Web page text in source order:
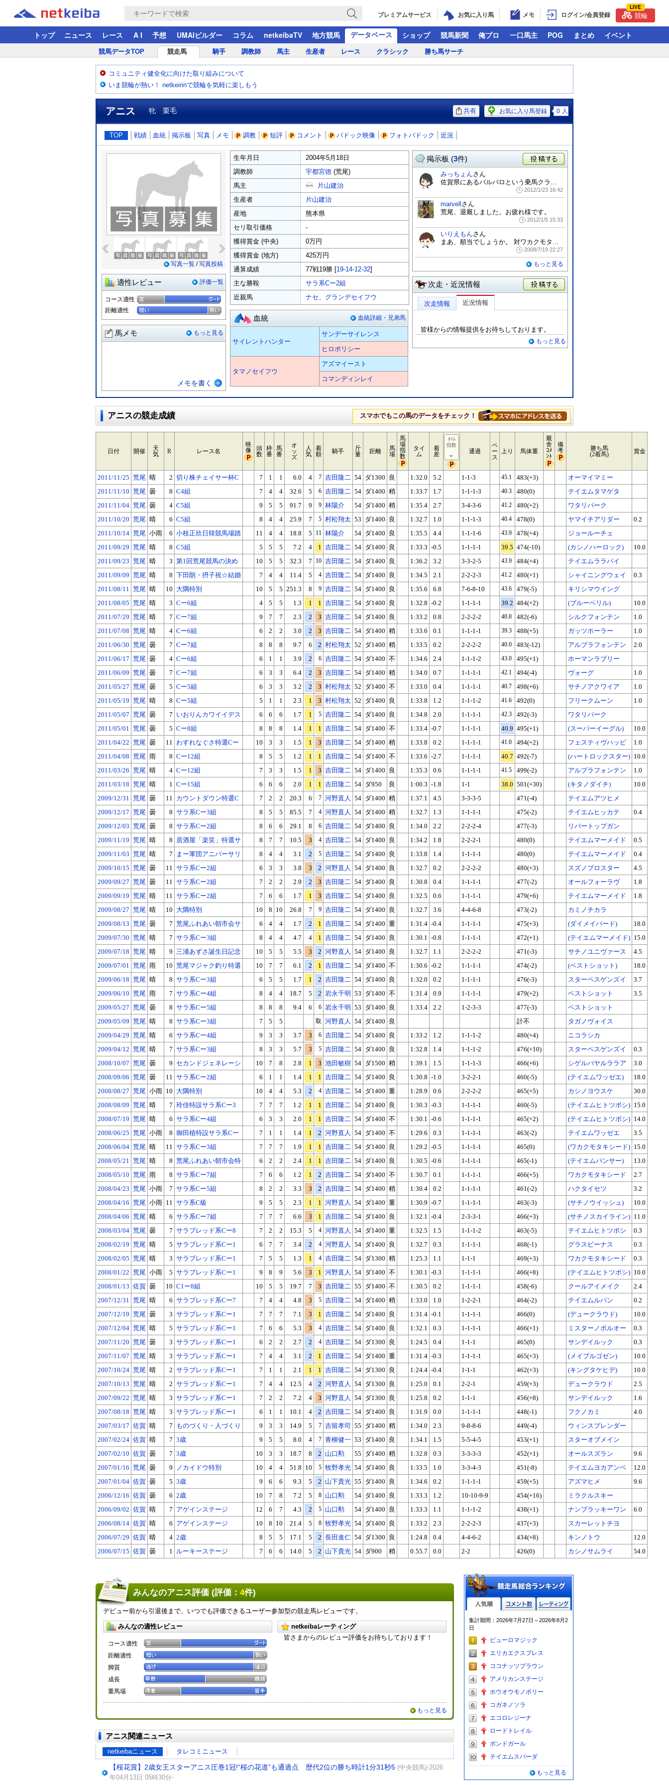
プレミアムサービス お気に入り馬 メモ ログイン/会員登録
LIVE
競輪
トップ ニュース レース A I 予想 UMAIビルダー コラム netkeibaTV 地方競馬 データベース ショップ 競馬新聞 俺プロ 一口馬主 POG まとめ イベント
競馬データTOP 競走馬 騎手 調教師 馬主 生産者 レース クラシック 勝ち馬サーチ
コミュニティ健全化に向けた取り組みについて
いま競輪が熱い！ netkeirinで競輪を気軽に楽しもう
アニス 牝 栗毛 共有 お気に入り馬登録 0 人
Facebook LINE URLをコピー
TOP 戦績 血統 掲示板 写真 メモ 調教 短評 コメント パドック映像 フォトパドック 近況
写真一覧 /写真投稿
適性レビュー 評価一覧
コース適性
距離適性
馬メモ もっと見る
メモを書く
生年月日
2004年5月18日
調教師
宇都宮徳 (荒尾)
馬主
片山建治
生産者
片山建治
産地
熊本県
セリ取引価格
-
獲得賞金 (中央)
0万円
獲得賞金 (地方)
425万円
通算成績
77戦19勝 [19-14-12-32]
主な勝鞍
サラ系Cー2組
近親馬
ナセ、 グランデセイフウ
血統 血統詳細・兄弟馬
サイレントハンター
サンデーサイレンス
ヒロポリシー
タマノセイフウ
アズマイースト
コマンディンレイ
掲示板 (3件)
投稿する
みっちょんさん
佐賀県にあるバルバロという乗馬クラブに移...
2012/1/23 16:42
marvell さん
荒尾、退厩しました。お疲れ様です。
2012/1/5 15:33
いりえもんさん
まあ、順当でしょうか。 対ワカクモタキシ...
2008/7/19 22:27
もっと見る
次走・近況情報
次走情報 近況情報
皆様からの情報提供をお待ちしております。
もっと見る
アニスの競走成績 スマホでもこの馬のデータをチェック！
日付 開催
天
気
R レース名
映
像
頭
数
枠
番
馬
番
オ
ッ
ズ
人
気
着
順
騎手
斤
量
距離
馬
場
馬
場
指
数
タイ
ム
着
差
ﾀｲﾑ
指数
通過
ペ
ー
ス
上り 馬体重
厩
舎
ｺﾒ
ﾝﾄ
備
考
勝ち馬
(2着馬)
賞金
2011/11/25 荒尾 晴 2 切り株チェイサー杯C 7 1 1 6.0 4 7 吉田隆二 54 ダ1300 良 1:32.0 5.2 1-1-3 45.1 483(+3)
オーマイマミー
2011/11/10 荒尾 曇 8 C4組 7 4 4 32.6 5 6 吉田隆二 54 ダ1400 稍 1:33.7 1.7 1-1-1-3 40.3 480(0)
テイエムタマゲタ
2011/11/04 荒尾 曇 4 C5組 9 5 5 91.7 9 9 林陽介 54 ダ1400 稍 1:35.4 2.7 3-4-3-6 41.2 480(+2)
ワタリパーク
2011/10/20 荒尾 晴 6 C5組 8 4 4 25.9 7 5 村松翔太 53 ダ1400 良 1:32.7 1.0 1-1-1-3 40.4 478(0) ヤマイチアリダー
0.2
2011/10/14 荒尾 小雨 6 小枝正欣日韓競馬場踏 11 4 4 18.8 5 11 林陽介 54 ダ1400 良 1:35.5 4.4 1-1-1-6 43.9 478(+4)
ジョールーチェ
2011/09/29 荒尾 晴 8 C5組 5 5 5 7.2 4 1 吉田隆二 54 ダ1400 良 1:33.3 -0.5 1-1-1-1 39.5 474(-10) (カシノハーロック)
10.0
2011/09/23 荒尾 晴 3 第1回荒尾競馬の決め 10 5 5 32.3 7 10 吉田隆二 54 ダ1400 良 1:36.2 3.2 3-3-2-5 43.9 484(+4)
テイエムララバイ
2011/09/09 荒尾 晴 8 下田朗・摂子祝☆結婚 7 4 4 11.4 5 4 吉田隆二 54 ダ1400 良 1:34.5 2.1 2-2-2-3 41.2 480(+1) シャイニングウェイ
0.3
2011/08/11
荒尾 晴 10 大隅特別 10 5 5 251.3 8 9 吉田隆二 54 ダ1400 良 1:35.6 6.8 7-6-8-10 43.6 479(-5)
キリシマウイング
2011/08/05 荒尾 晴 3 Cー6組 4 5 5 1.3 1 1 吉田隆二 54 ダ1400 良 1:32.8 -0.2 1-1-1-1 39.2 484(+2) (ブルーベリル)
10.0
2011/07/29 荒尾 晴 7 Cー7組 9 7 7 2.3 2 3 吉田隆二 54 ダ1400 良 1:33.2 0.8 2-2-2-2 40.8 482(-6) シルクフォンテン
1.0
2011/07/08 荒尾 晴 4 Cー6組 6 2 2 3.0 2 3 吉田隆二 54 ダ1400 稍 1:33.6 0.1 1-1-1-1 39.3 488(+5) ガッツホーラー
1.0
2011/06/30 荒尾 曇 7 Cー7組 8 8 8 9.7 6 2 村松翔太 52 ダ1400 稍 1:33.5 0.2 2-2-2-2 40.0 483(-12) アルブラフォンテン
2.0
2011/06/17 荒尾 曇 4 Cー6組 6 1 1 3.9 2 6 吉田隆二 54 ダ1400 不 1:34.6 2.4 1-1-1-2 43.0 495(+1)
ホーマンラブリー
2011/06/09 荒尾 曇 7 Cー7組 6 3 3 6.4 2 3 吉田隆二 54 ダ1400 稍 1:34.0 0.7 1-1-1-1 42.1 494(-4) ヴォーグ
1.0
2011/05/27 荒尾 曇 5 Cー5組 6 3 3 3.2 2 3 村松翔太 52 ダ1400 不 1:33.0 0.4 1-1-1-1 40.7 498(+6) サチノアクワイア
1.0
2011/05/19 荒尾 晴 8 Cー5組 5 1 1 2.3 1 3 村松翔太 52 ダ1400 良 1:33.8 1.2 1-1-1-2 41.6 492(0) フリークムーン
1.0
2011/05/07 荒尾 曇 7 いおりんカワイイデス 6 6 6 1.7 1 5 吉田隆二 54 ダ1400 良 1:34.8 2.0 1-1-1-1 42.3 492(-3)
ワタリパーク
2011/05/01
荒尾 曇 5 Cー8組 8 8 8 1.4 1 1 吉田隆二 54 ダ1400 不 1:33.4 -0.7 1-1-1-1 40.9 495(+1) (スーパーイーグル)
10.0
2011/04/22 荒尾 曇 11 わすれなぐさ特選Cー 10 3 3 1.5 1 3 吉田隆二 54 ダ1400 稍 1:33.8 0.2 1-1-1-1 41.0 494(+2) フェスティヴハッピ
1.0
2011/04/08 荒尾 雨 8 Cー12組 8 5 5 1.2 1 1 吉田隆二 54 ダ1400 不 1:33.6 -2.7 1-1-1-1 40.7 492(-7) (ハートロックスター) 10.0
2011/03/26 荒尾 晴 4 Cー12組 7 3 3 1.5 1 3 吉田隆二 54 ダ1400 良 1:35.3 0.6 1-1-1-1 41.5 499(-2) アルブラフォンテン
1.0
2011/03/18 荒尾 晴 1 Cー15組 6 6 6 2.0 1 1 吉田隆二 54 ダ950 良 1:00.3 -1.8 1-1 38.0 501(+30) (キタノダイチ)
10.0
2009/12/31
荒尾 曇 11 カウントダウン特選C 7 2 2 20.3 6 7 河野直人 54 ダ1400 稍 1:37.1 4.5 3-3-3-5 471(-4)
テイエムアツヒメ
2009/12/17 荒尾 曇 8 サラ系Cー3組 8 5 5 85.5 7 4 河野直人 54 ダ1400 稍 1:32.7 1.3 1-1-1-1 475(-2) テイエムヒッカテ
0.4
2009/12/03 荒尾 曇 8 サラ系Cー2組 8 6 6 29.1 8 6 吉田隆二 54 ダ1400 良 1:34.0 2.2 2-2-2-4 477(-3)
リバートップガン
2009/11/19 荒尾 晴 8 居酒屋「楽笑」特選サ 8 7 7 10.5 3 4 吉田隆二 54 ダ1400 良 1:34.2 1.8 2-2-2-1 480(0) テイエムマーメイド
0.5
2009/11/03 荒尾 晴 7 まー軍団アニバーサリ 8 4 4 3.1 2 5 吉田隆二 54 ダ1400 良 1:33.8 1.4 1-1-1-1 480(0) テイエムマーメイド
0.4
2009/10/15 荒尾 曇 11 サラ系Cー2組 6 3 3 3.8 3 2 河野直人 54 ダ1400 良 1:32.7 0.2 2-2-2-2 480(+3) スズノプロスター
4.5
2009/09/27 荒尾 曇 11 サラ系Cー2組 7 2 2 2.9 2 3 吉田隆二 54 ダ1400 良 1:30.8 0.4 1-1-1-1 477(-2) オールフォーラヴ
1.8
2009/09/19 荒尾 晴 11 サラ系Cー2組 7 6 6 1.7 1 3 吉田隆二 54 ダ1400 良 1:32.5 0.6 1-1-1-1 479(+6) テイエムマーメイド
1.8
2009/08/27 荒尾 晴 10 大隅特別 10 8 10 26.8 7 9 吉田隆二 54 ダ1400 良 1:32.7 3.6 4-4-6-8 473(-2)
カミノチカラ
2009/08/13 荒尾 曇 7 荒尾ふれあい朝市会サ 6 4 4 1.7 2 1 吉田隆二 54 ダ1400 重 1:31.4 -0.4 1-1-1-1 475(+3) (ダイメイバード)
18.0
2009/07/30 荒尾 晴 7 サラ系Cー3組 8 4 4 4.7 4 1 吉田隆二 54 ダ1400 良 1:30.1 -0.8 1-1-1-1 472(+1) (テイエムマーメイド) 15.0
2009/07/18 荒尾 晴 9 三浦あずさ誕生日記念 10 5 5 5.5 3 2 河野直人 54 ダ1400 良 1:32.7 1.1 2-2-2-2 471(-3) サチノユニヴァース
4.5
2009/07/01
荒尾 雨 10 荒尾マジャク釣り特選 10 7 7 6.1 2 1 吉田隆二 54 ダ1400 不 1:30.6 -0.2 1-1-1-1 474(-2) (ベストショット)
18.0
2009/06/18 荒尾 晴 8 サラ系Cー3組 6 5 5 1.7 1 2 吉田隆二 54 ダ1400 良 1:32.0 0.2 1-1-1-1 476(-3) スターペスゲンズイ
3.7
2009/06/10 荒尾 雨 7 サラ系Cー4組 8 4 4 18.7 5 2 岩永千明 53 ダ1400 不 1:31.4 0.9 1-1-1-1 479(+2) ベストショット
3.5
2009/05/27 荒尾 曇 8 サラ系Cー5組 8 8 8 9.4 6 6 岩永千明 53 ダ1400 良 1:33.4 2.2 1-2-3-3 477(-3)
ベストショット
2009/05/09 荒尾 晴 8 サラ系Cー3組 7 5 5 取 河野直人 54 ダ1400 良 計不
タガノヴォイス
2009/04/29 荒尾 晴 6 サラ系Cー4組 9 3 3 3.7 3 6 吉田隆二 54 ダ1400 良 1:33.2 1.2 1-1-1-2 480(+4)
ニコラシカ
2009/04/12 荒尾 晴 7 サラ系Cー3組 8 3 3 5.7 3 5 吉田隆二 54 ダ1400 良 1:32.8 1.4 1-1-1-2 476(+10) スターペスゲンズイ
0.3
2008/10/07 荒尾 曇 9 セカンドジェネレーシ 10 7 8 2.8 1 3 池田敏樹 54 ダ1500 稍 1:39.1 1.5 1-1-1-3 466(+6) シゲルバヤルララア
3.0
2008/09/06 荒尾 曇 11 サラ系Cー2組 6 1 1 1.4 1 1 吉田隆二 54 ダ1400 良 1:30.8 -1.0 3-2-2-1 460(-5) (テイエムワッゼエ)
18.0
2008/08/27 荒尾 小雨 10 大隅特別 10 4 4 5.3 2 4 吉田隆二 54 ダ1400 重 1:28.9 0.6 2-2-2-2 465(+5) カシノヨウスケ
30.0
2008/08/09 荒尾 晴 7 玲佳特設サラ系Cー3 7 7 7 1.2 1 1 吉田隆二 54 ダ1400 良 1:30.3 -0.3 1-1-1-1 460(-5) (テイエムヒトツボシ) 15.0
2008/07/19 荒尾 晴 6 サラ系Cー4組 6 3 3 2.0 1 1 吉田隆二 54 ダ1400 不 1:30.1 -0.6 1-1-1-1 465(+2) (テイエムヒトツボシ) 14.0
2008/06/25 荒尾 小雨 8 御田植特設サラ系Cー 7 1 1 1.4 1 2 河野直人 54 ダ1400 不 1:29.6 0.3 1-1-1-1 463(-2) テイエムワッゼエ
3.5
2008/06/04 荒尾 晴 11 サラ系Cー3組 7 7 7 1.9 1 1 吉田隆二 54 ダ1400 良 1:29.2 -0.5 1-1-1-1 465(0) (ワカクモタキシード) 15.0
2008/05/21
荒尾 晴 8 荒尾ふれあい朝市会特 6 2 2 2.4 1 1 吉田隆二 54 ダ1400 良 1:30.5 -0.6 1-1-1-1 465(-1) (テイエムパンサー)
13.0
2008/05/10 荒尾 雨 8 サラ系Cー7組 7 6 6 1.2 1 2 吉田隆二 54 ダ1400 不 1:30.7 0.1 1-1-1-1 466(+5) ワカクモタキシード
2.7
2008/04/23 荒尾 小雨 7 サラ系Cー5組 8 2 2 3.3 3 2 吉田隆二 54 ダ1400 稍 1:30.4 0.2 1-1-1-1 461(-2) ハクタイセツ
3.2
2008/04/16 荒尾 小雨 11 サラ系C級 9 5 5 2.3 1 1 河野直人 54 ダ1400 重 1:30.9 -0.7 1-1-1-1 463(-3) (サチノウイッシュ)
10.0
2008/04/06 荒尾 晴 6 サラ系Cー7組 7 7 7 6.6 3 1 吉田隆二 54 ダ1400 良 1:32.1 -0.4 2-3-3-1 466(+3) (サチノスカイライン) 11.0
2008/03/04 荒尾 曇 7 サラブレッド系Cー8 7 2 2 15.3 5 4 河野直人 54 ダ1400 重 1:32.5 1.5 1-1-1-2 463(-5) テイエムヒトツボシ
0.3
2008/02/19 荒尾 晴 5 サラブレッド系Cー1 6 7 7 3.4 2 4 河野直人 54 ダ1400 良 1:32.7 0.3 1-1-1-1 468(-1) グラスビーナス
0.3
2008/02/05 荒尾 晴 3 サラブレッド系Cー1 7 5 5 1.3 1 4 吉田隆二 54 ダ1300 稍 1:25.3 1.1 1-1-1 469(+3) ワカクモタキシード
0.3
2008/01/22 荒尾 小雨 5 サラブレッド系Cー1 9 8 9 5.6 3 1 河野直人 54 ダ1400 不 1:30.1 -0.3 1-1-1-1 466(+8) (テイエムヒトツボシ) 10.0
2008/01/13 佐賀 曇 10 C1ー8組 10 5 5 19.7 7 3 吉田隆二 55 ダ1400 不 1:30.5 0.2 1-1-1-1 458(-6) クールアイメイク
2.4
2007/12/31
荒尾 晴 6 サラブレッド系Cー7 7 4 4 4.8 3 5 吉田隆二 54 ダ1400 稍 1:33.0 1.0 1-2-2-1 464(-2) テイエムルパン
0.2
2007/12/19 荒尾 曇 3 サラブレッド系Cー1 7 7 7 7.1 3 1 吉田隆二 54 ダ1400 良 1:31.4 -0.1 1-1-1-1 466(0) (デュークラウド)
10.0
2007/12/04 荒尾 晴 5 サラブレッド系Cー1 7 6 6 5.3 3 4 吉田隆二 54 ダ1400 良 1:32.1 0.3 1-1-1-1 466(+1) ミスターノボルオー
0.3
2007/11/20 荒尾 曇 3 サラブレッド系Cー1 6 2 2 2.7 2 4 吉田隆二 54 ダ1300 良 1:24.5 0.4 1-1-1 465(0) サンデイルック
0.3
2007/11/07 荒尾 晴 3 サラブレッド系Cー1 7 4 4 3.1 2 1 吉田隆二 54 ダ1400 重 1:31.4 -0.3 1-1-1-1 465(+3) (メイプルゴゼン)
10.0
2007/10/24 荒尾 晴 2 サラブレッド系Cー1 7 1 1 2.1 1 1 吉田隆二 54 ダ1300 良 1:24.4 -0.4 1-1-1 462(+3) (キングタケヒデ)
10.0
2007/10/13 荒尾 晴 2 サラブレッド系Cー1 7 4 4 12.5 4 2 河野直人 54 ダ1300 良 1:25.0 0.1 2-2-1 459(+3) デュークラウド
2.5
2007/09/22 荒尾 晴 3 サラブレッド系Cー1 7 2 2 7.2 4 3 河野直人 54 ダ1300 良 1:25.8 0.2 1-1-1 456(+8) サンデイルック
1.6
2007/08/18 荒尾 晴 3 サラブレッド系Cー1 6 1 1 10.1 4 2 吉田隆二 54 ダ1400 良 1:31.9 0.0 1-1-1-1 448(-1) フクノカミ
4.0
2007/03/17 佐賀 晴 7 ものづくり・人づくり 9 3 3 14.9 5 7 吉留孝司 55 ダ1400 稍 1:34.0 2.3 9-8-8-6 449(-4)
ウィンスプレンダー
2007/02/24 佐賀 晴 7 3歳 9 5 5 8.0 4 7 青柳健一 53 ダ1400 良 1:34.1 1.5 5-5-4-5 453(+1)
スターオブメイン
2007/02/10 佐賀 曇 7 3歳 10 3 3 18.7 8 2 山口勲 55 ダ1400 稍 1:32.8 0.3 3-3-3-3 452(+1) オールスズラン
9.6
2007/01/16 荒尾 曇 9 ノカイドウ特別 10 4 4 51.8 10 5 牧野孝光 54 ダ1400 良 1:33.5 1.0 3-3-4-3 451(-8) テイエムヨカアンベ
12.0
2007/01/04 佐賀 曇 5 3歳 9 6 6 9.3 5 2 山下貴光 55 ダ1400 良 1:34.6 0.2 1-1-1-1 459(+5) アズマヒメ
9.6
2006/12/16 佐賀 曇 6 2歳 10 7 8 7.2 5 8 山口勲 54 ダ1400 良 1:33.3 1.2 10-10-9-9 454(+16)
ミラクルスキー
2006/09/02 佐賀 晴 7 アゲインステージ 12 6 7 4.3 2 5 山口勲 54 ダ1400 良 1:33.3 1.1 1-1-1-2 438(+1) ナンブラッキーワン
6.0
2006/08/14 佐賀 晴 6 アゲインステージ 10 8 10 21.4 5 8 牧野孝光 54 ダ1400 良 1:33.2 2.3 2-2-2-3 437(+3)
スカーレットチヨ
2006/07/29 佐賀 晴 4 2歳 8 5 5 17.1 5 2 長田進仁 54 ダ1300 良 1:24.8 0.4 4-4-6-2 434(+8) キンノトウ
12.0
2006/07/15 佐賀 曇 1 ルーキーステージ 7 6 6 14.0 5 2 山下貴光 54 ダ900 稍 0:55.7 0.0 2-2 426(0) カシノサムライ 54.0
みんなのアニス評価 (評価： 4件)
デビュー前から引退後まで、いつでも評価できるユーザー参加型の競走馬レビューです。
みんなの適性レビュー
コース適性
距離適性
脚質
成長
重馬場
netkeibaレーティング
皆さまからのレビュー評価をお待ちしております！
もっと見る
アニス関連ニュース
netkeibaニュース タレコミニュース
【桜花賞】2歳女王スターアニス圧巻1冠!“桜の花道”も通過点 歴代2位の勝ち時計1分31秒5 (中央競馬)-2026
年04月13日 05時30分-
グ
集計期間：2026年7月27日～2026年8月2
日
ピューロマジック
エリカエクスプレス
ココナッツブラウン
アメリカンステージ
ホウオウモノポリー
コガネノソラ
エコロレジーナ
ロードトレイル
ボンドガール
テイエムスパーダ
もっと見る